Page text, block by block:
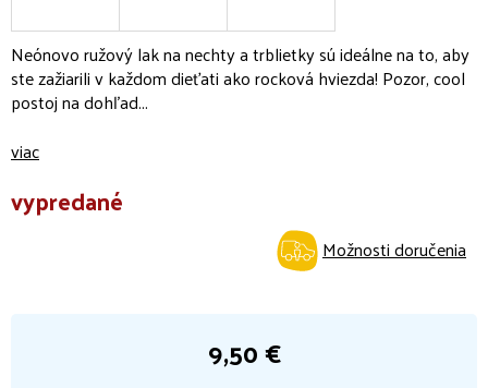
vypredané
Možnosti doručenia
Neónovo ružový lak na nechty a trblietky sú ideálne na to, aby
ste zažiarili v každom dieťati ako rocková hviezda! Pozor, cool
postoj na dohľad...
viac
9,50 €